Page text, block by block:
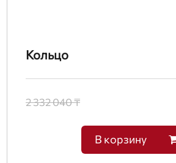
Кольцо
2 332 040 ₸
В корзину